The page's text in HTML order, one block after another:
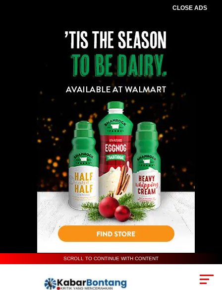
CLOSE ADS
SCROLL TO CONTINUE WITH CONTENT